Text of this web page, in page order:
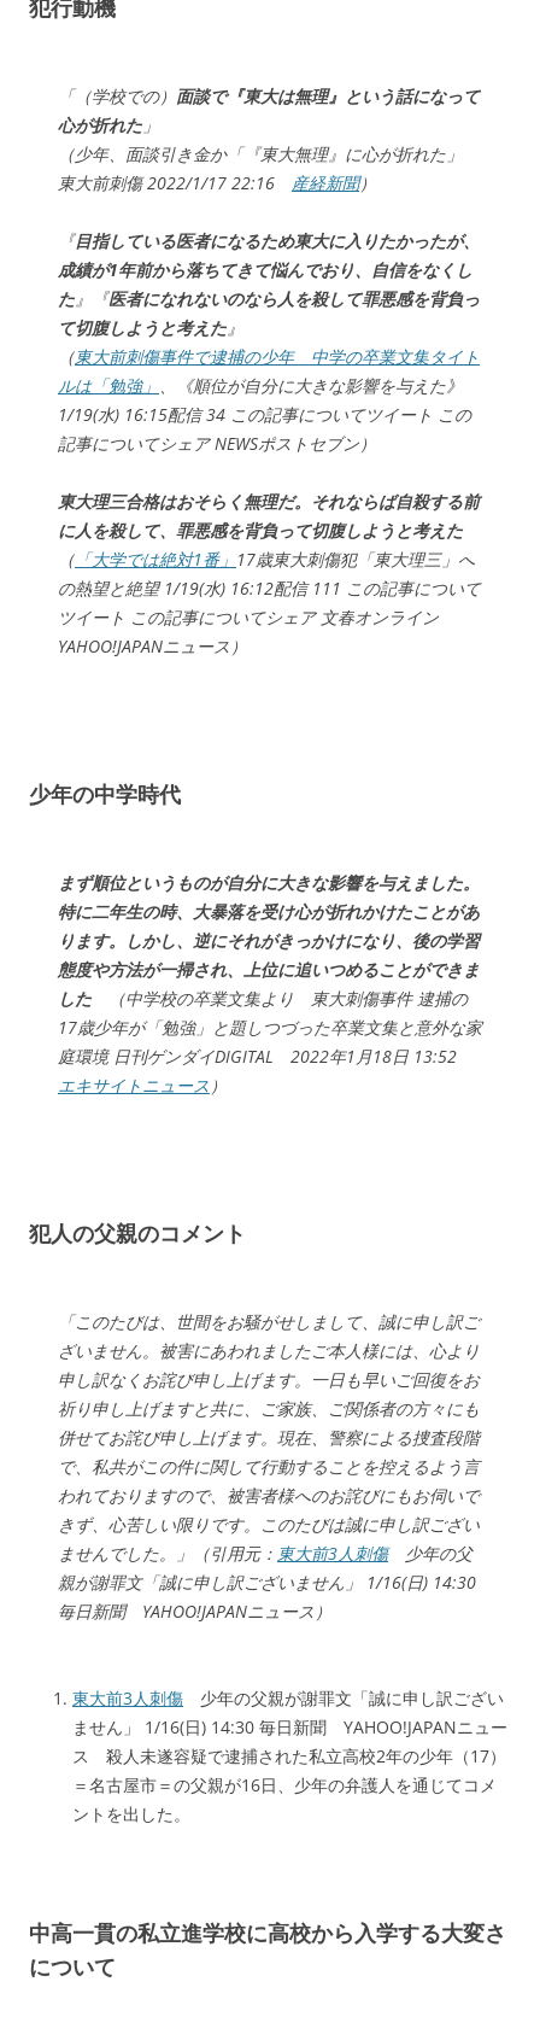
犯行動機
「（学校での） 面談で『東大は無理』という話になって
心が折れた 」
（少年、面談引き金か「『東大無理』に心が折れた」
東大前刺傷 2022/1/17 22:16 産経新聞）
『目指している医者になるため東大に入りたかったが、
成績が1年前から落ちてきて悩んでおり、自信をなくし
た』『医者になれないのなら人を殺して罪悪感を背負っ
て切腹しようと考えた』
（東大前刺傷事件で逮捕の少年 中学の卒業文集タイト
ルは「勉強」 、《順位が自分に大きな影響を与えた》
1/19(水) 16:15配信 34 この記事についてツイート この
記事についてシェア NEWSポストセブン）
東大理三合格はおそらく無理だ。それならば自殺する前
に人を殺して、罪悪感を背負って切腹しようと考えた
（ 「大学では絶対1番」 17歳東大刺傷犯「東大理三」へ
の熱望と絶望 1/19(水) 16:12配信 111 この記事について
ツイート この記事についてシェア 文春オンライン
YAHOO!JAPANニュース）
少年の中学時代
まず順位というものが自分に大きな影響を与えました。
特に二年生の時、大暴落を受け心が折れかけたことがあ
ります。しかし、逆にそれがきっかけになり、後の学習
態度や方法が一掃され、上位に追いつめることができま
した （中学校の卒業文集より 東大刺傷事件 逮捕の
17歳少年が「勉強」と題しつづった卒業文集と意外な家
庭環境 日刊ゲンダイDIGITAL 2022年1月18日 13:52
エキサイトニュース ）
犯人の父親のコメント
「このたびは、世間をお騒がせしまして、誠に申し訳ご
ざいません。被害にあわれましたご本人様には、心より
申し訳なくお詫び申し上げます。一日も早いご回復をお
祈り申し上げますと共に、ご家族、ご関係者の方々にも
併せてお詫び申し上げます。現在、警察による捜査段階
で、私共がこの件に関して行動することを控えるよう言
われておりますので、被害者様へのお詫びにもお伺いで
きず、心苦しい限りです。このたびは誠に申し訳ござい
ませんでした。」（引用元： 東大前3人刺傷少年の父
親が謝罪文「誠に申し訳ございません」 1/16(日) 14:30
毎日新聞 YAHOO!JAPANニュース）
東大前3人刺傷 少年の父親が謝罪文「誠に申し訳ござい
ません」 1/16(日) 14:30 毎日新聞 YAHOO!JAPANニュー
ス 殺人未遂容疑で逮捕された私立高校2年の少年（17）
＝名古屋市＝の父親が16日、少年の弁護人を通じてコメ
ントを出した。
中高一貫の私立進学校に高校から入学する大変さ
について